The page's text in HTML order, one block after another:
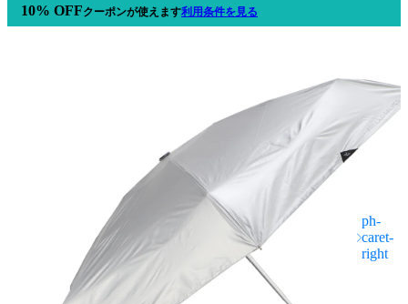
10% OFFクーポンが使えます利用条件を見る